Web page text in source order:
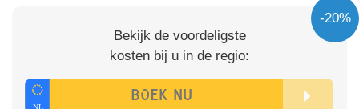
-20%
Bekijk de voordeligste
kosten bij u in de regio: